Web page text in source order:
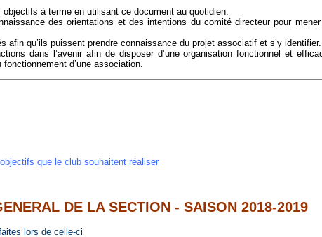
à terme en utilisant ce document au quotidien.
des orientations et des intentions du comité directeur pour
afin qu’ils puissent prendre connaissance du projet associatif et s’y identifier.
dans l’avenir afin de disposer d’une organisation fonctionnel et
d’une association.
que le club souhaitent réaliser
DE LA SECTION - SAISON 2018-2019
lors de celle-ci